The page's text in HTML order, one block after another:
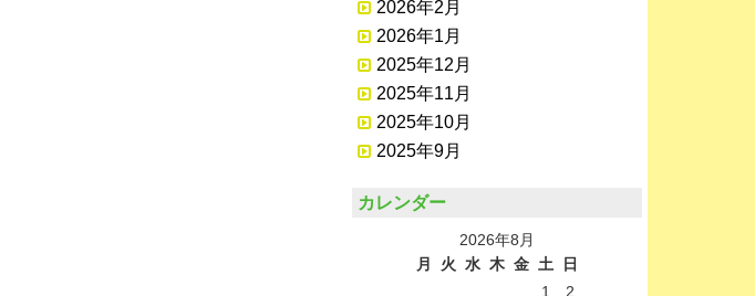
2026年2月
2026年1月
2025年12月
2025年11月
2025年10月
2025年9月
カレンダー
2026年8月
月
火 水 木 金 土 日
1
2